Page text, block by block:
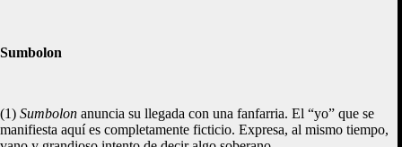
Sumbolon
(1) Sumbolon anuncia su llegada con una fanfarria. El “yo” que se
manifiesta aquí es completamente ficticio. Expresa, al mismo tiempo,